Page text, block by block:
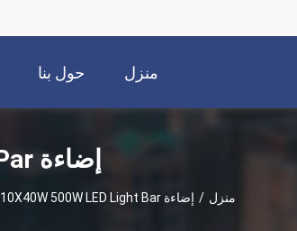
منزل حول بنا
إضاءة LED Par المنتجات
منزل / إضاءة LED Par10X40W 500W LED Light Bar الإضاءة المسرحية مع التحكم في نقطة واحدة